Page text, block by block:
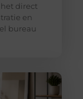
direct
en
bureau